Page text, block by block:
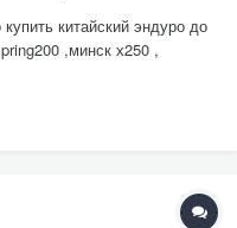
китайский эндуро до
,минск х250 ,